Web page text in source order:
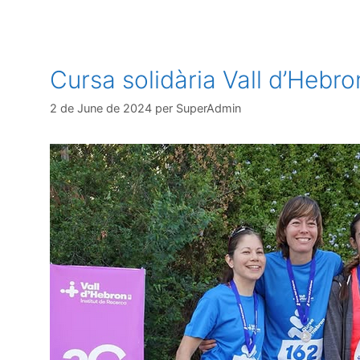
Cursa solidària Vall
2 de June de 2024 per SuperAdmin